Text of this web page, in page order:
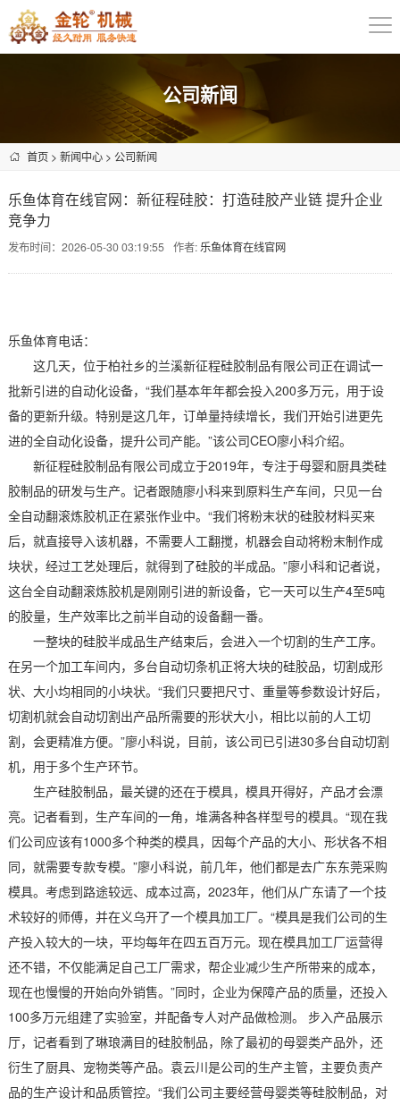
公司新闻
首页> 新闻中心> 公司新闻
乐鱼体育在线官网：新征程硅胶：打造硅胶产业链 提升企业
竞争力
发布时间：2026-05-30 03:19:55 作者: 乐鱼体育在线官网
乐鱼体育电话：
这几天，位于柏社乡的兰溪新征程硅胶制品有限公司正在调试一
批新引进的自动化设备，“我们基本年年都会投入200多万元，用于设
备的更新升级。特别是这几年，订单量持续增长，我们开始引进更先
进的全自动化设备，提升公司产能。”该公司CEO廖小科介绍。
新征程硅胶制品有限公司成立于2019年，专注于母婴和厨具类硅
胶制品的研发与生产。记者跟随廖小科来到原料生产车间，只见一台
全自动翻滚炼胶机正在紧张作业中。“我们将粉末状的硅胶材料买来
后，就直接导入该机器，不需要人工翻搅，机器会自动将粉末制作成
块状，经过工艺处理后，就得到了硅胶的半成品。”廖小科和记者说，
这台全自动翻滚炼胶机是刚刚引进的新设备，它一天可以生产4至5吨
的胶量，生产效率比之前半自动的设备翻一番。
一整块的硅胶半成品生产结束后，会进入一个切割的生产工序。
在另一个加工车间内，多台自动切条机正将大块的硅胶品，切割成形
状、大小均相同的小块状。“我们只要把尺寸、重量等参数设计好后，
切割机就会自动切割出产品所需要的形状大小，相比以前的人工切
割，会更精准方便。”廖小科说，目前，该公司已引进30多台自动切割
机，用于多个生产环节。
生产硅胶制品，最关键的还在于模具，模具开得好，产品才会漂
亮。记者看到，生产车间的一角，堆满各种各样型号的模具。“现在我
们公司应该有1000多个种类的模具，因每个产品的大小、形状各不相
同，就需要专款专模。”廖小科说，前几年，他们都是去广东东莞采购
模具。考虑到路途较远、成本过高，2023年，他们从广东请了一个技
术较好的师傅，并在义乌开了一个模具加工厂。“模具是我们公司的生
产投入较大的一块，平均每年在四五百万元。现在模具加工厂运营得
还不错，不仅能满足自己工厂需求，帮企业减少生产所带来的成本，
现在也慢慢的开始向外销售。”同时，企业为保障产品的质量，还投入
100多万元组建了实验室，并配备专人对产品做检测。 步入产品展示
厅，记者看到了琳琅满目的硅胶制品，除了最初的母婴类产品外，还
衍生了厨具、宠物类等产品。袁云川是公司的生产主管，主要负责产
品的生产设计和品质管控。“我们公司主要经营母婴类等硅胶制品，对